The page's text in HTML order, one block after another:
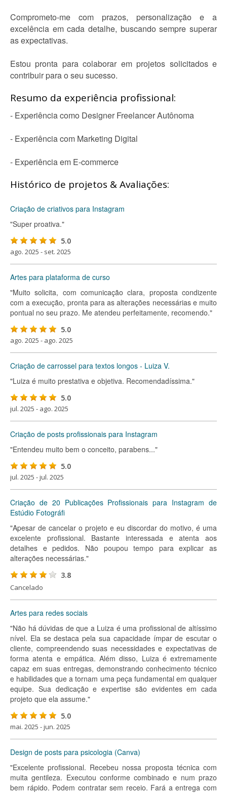
Comprometo-me com prazos, personalização e a
excelência em cada detalhe, buscando sempre superar
as expectativas.
Estou pronta para colaborar em projetos solicitados e
contribuir para o seu sucesso.
Resumo da experiência profissional:
- Experiência como Designer Freelancer Autônoma
- Experiência com Marketing Digital
- Experiência em E-commerce
Histórico de projetos & Avaliações:
Criação de criativos para Instagram
"Super proativa."
5.0
ago. 2025 - set. 2025
Artes para plataforma de curso
"Muito solicita, com comunicação clara, proposta condizente
com a execução, pronta para as alterações necessárias e muito
pontual no seu prazo. Me atendeu perfeitamente, recomendo."
5.0
ago. 2025 - ago. 2025
Criação de carrossel para textos longos - Luiza V.
"Luiza é muito prestativa e objetiva. Recomendadíssima."
5.0
jul. 2025 - ago. 2025
Criação de posts profissionais para Instagram
"Entendeu muito bem o conceito, parabens..."
5.0
jul. 2025 - jul. 2025
Criação de 20 Publicações Profissionais para Instagram de
Estúdio Fotográfi
"Apesar de cancelar o projeto e eu discordar do motivo, é uma
excelente profissional. Bastante interessada e atenta aos
detalhes e pedidos. Não poupou tempo para explicar as
alterações necessárias."
3.8
Cancelado
Artes para redes sociais
"Não há dúvidas de que a Luiza é uma profissional de altíssimo
nível. Ela se destaca pela sua capacidade ímpar de escutar o
cliente, compreendendo suas necessidades e expectativas de
forma atenta e empática. Além disso, Luiza é extremamente
capaz em suas entregas, demonstrando conhecimento técnico
e habilidades que a tornam uma peça fundamental em qualquer
equipe. Sua dedicação e expertise são evidentes em cada
projeto que ela assume."
5.0
mai. 2025 - jun. 2025
Design de posts para psicologia (Canva)
"Excelente profissional. Recebeu nossa proposta técnica com
muita gentileza. Executou conforme combinado e num prazo
bem rápido. Podem contratar sem receio. Fará a entrega com